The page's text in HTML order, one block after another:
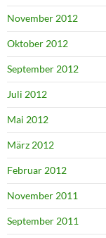
November 2012
Oktober 2012
September 2012
Juli 2012
Mai 2012
März 2012
Februar 2012
November 2011
September 2011